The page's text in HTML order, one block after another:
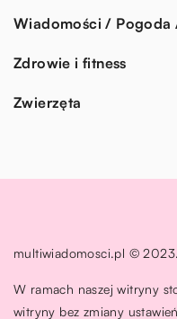
Wiadomości / Pogoda
Zdrowie i fitness
Zwierzęta
multiwiadomosci.pl ©
W ramach naszej witryny
witryny bez zmiany